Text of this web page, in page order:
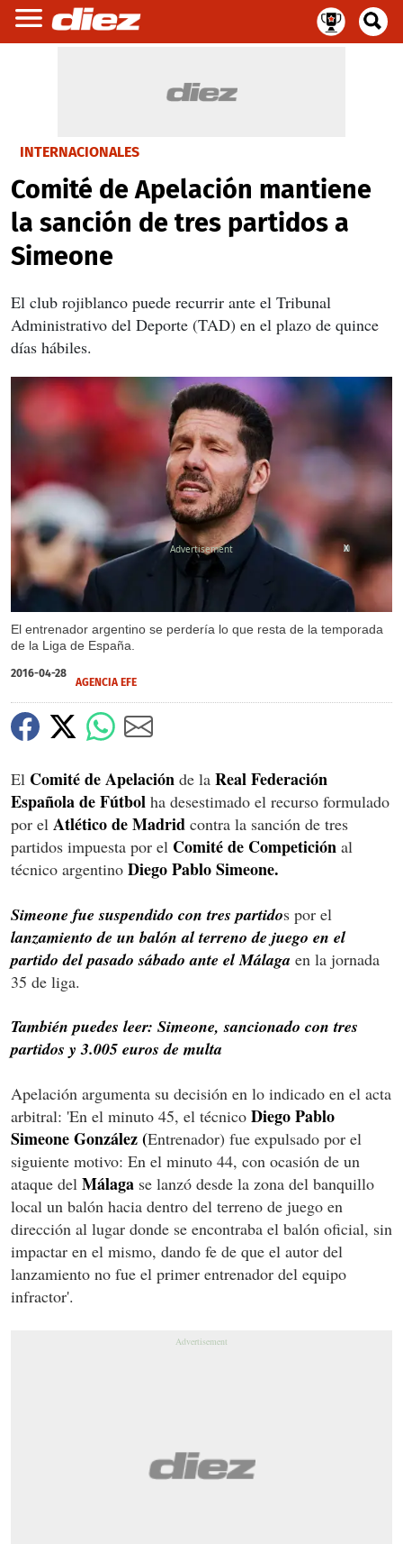
INTERNACIONALES
Comité de Apelación mantiene
la sanción de tres partidos a
Simeone
El club rojiblanco puede recurrir ante el Tribunal
Administrativo del Deporte (TAD) en el plazo de quince
días hábiles.
El entrenador argentino se perdería lo que resta de la temporada
de la Liga de España.
X
2016-04-28
AGENCIA EFE
El Comité de Apelación de la Real Federación
Española de Fútbol ha desestimado el recurso formulado
por el Atlético de Madrid contra la sanción de tres
partidos impuesta por el Comité de Competición al
técnico argentino Diego Pablo Simeone.
Simeone fue suspendido con tres partidos por el
lanzamiento de un balón al terreno de juego en el
partido del pasado sábado ante el Málaga en la jornada
35 de liga.
También puedes leer: Simeone, sancionado con tres
partidos y 3.005 euros de multa
Apelación argumenta su decisión en lo indicado en el acta
arbitral: 'En el minuto 45, el técnico Diego Pablo
Simeone González (Entrenador) fue expulsado por el
siguiente motivo: En el minuto 44, con ocasión de un
ataque del Málaga se lanzó desde la zona del banquillo
local un balón hacia dentro del terreno de juego en
dirección al lugar donde se encontraba el balón oficial, sin
impactar en el mismo, dando fe de que el autor del
lanzamiento no fue el primer entrenador del equipo
infractor'.